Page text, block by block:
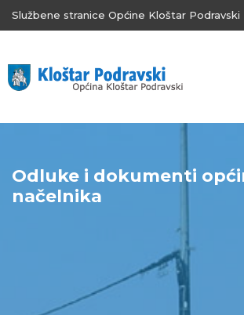
Službene stranice Općine Kloštar Podravski
Odluke i dokumenti
načelnika